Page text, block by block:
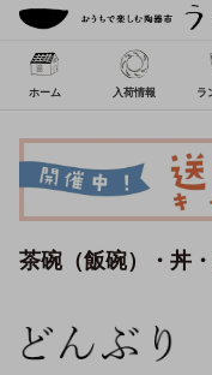
ホーム 入荷情報 ラ
茶碗（飯碗）・丼